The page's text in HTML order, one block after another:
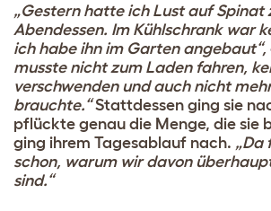
„Gestern hatte ich Lust auf Spinat
Abendessen. Im Kühlschrank war
ich habe ihn im Garten angebaut“,
musste nicht zum Laden fahren,
verschwenden und auch nicht
brauchte.“Stattdessen ging sie
pflückte genau die Menge, die sie
ging ihrem Tagesablauf nach. „Da
schon, warum wir davon
sind.“